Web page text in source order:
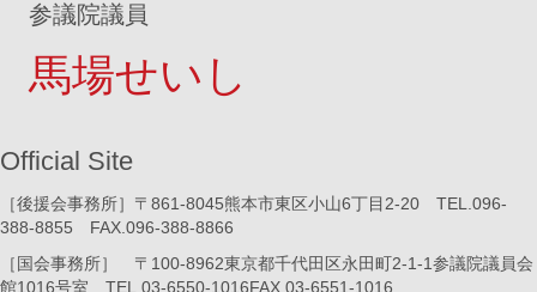
参議院議員
馬場せいし
Official Site
［後援会事務所］〒861-8045熊本市東区小山6丁目2-20 TEL.096-
388-8855 FAX.096-388-8866
［国会事務所］ 〒100-8962東京都千代田区永田町2-1-1参議院議員会
館1016号室 TEL.03-6550-1016FAX.03-6551-1016